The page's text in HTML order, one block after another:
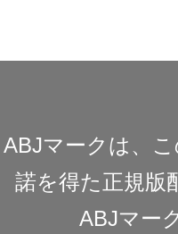
ABJマークは、
諾を得た正規版
ABJマー